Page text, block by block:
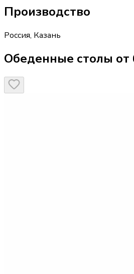
Производство
Россия, Казань
Обеденные столы